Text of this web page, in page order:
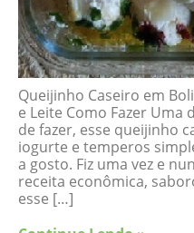
Queijinho Caseiro em
e Leite Como Fazer Uma
de fazer, esse queijinho
iogurte e temperos
a gosto. Fiz uma vez e
receita econômica,
esse […]